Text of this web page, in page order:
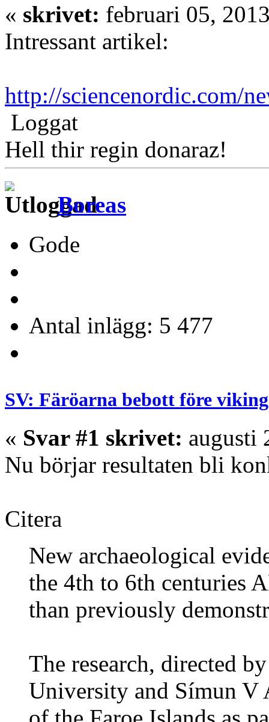
« skrivet: februari 05,
Intressant artikel:
http://sciencenordic.com/
Loggat
Hell thir regin donaraz!
Boreas
Gode
Antal inlägg: 5 477
SV: Färöarna bebott före
« Svar #1 skrivet: augusti
Nu börjar resultaten bli
Citera
New archaeological
the 4th to 6th centuries
than previously
The research, directed
University and Símun V